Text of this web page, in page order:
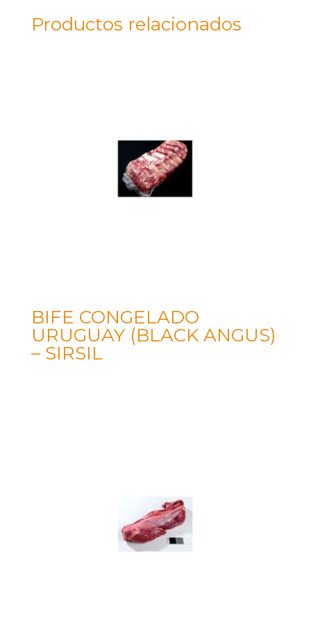
Productos relacionados
BIFE CONGELADO
URUGUAY (BLACK ANGUS)
– SIRSIL